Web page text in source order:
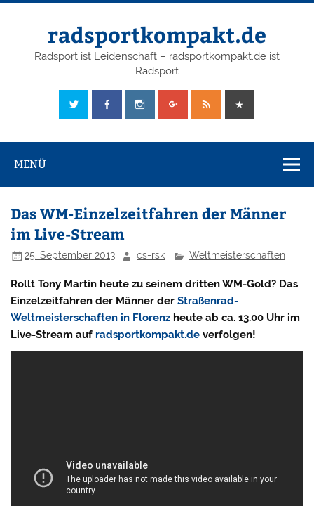
radsportkompakt.de
Radsport ist Leidenschaft – radsportkompakt.de ist
Radsport
MENÜ
Das WM-Einzelzeitfahren der Männer
im Live-Stream
25. September 2013 cs-rsk Weltmeisterschaften
Rollt Tony Martin heute zu seinem dritten WM-Gold? Das
Einzelzeitfahren der Männer derStraßenrad-
Weltmeisterschaften in Florenz heute ab ca. 13.00 Uhr im
Live-Stream auf radsportkompakt.de verfolgen!